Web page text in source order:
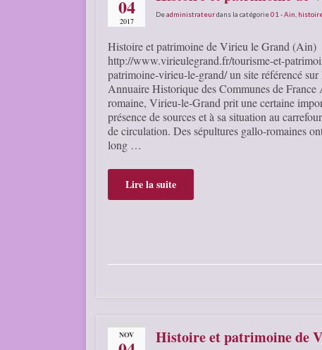
04
2017
Deadministrateurdans la catégorie01 - Ain
Histoire et patrimoine de Virieu le Grand (Ain)
http://www.virieulegrand.fr/tourisme-et-
patrimoine-virieu-le-grand/ un site référencé sur
Annuaire Historique des Communes de France
romaine, Virieu-le-Grand prit une certaine
présence de sources et à sa situation au
de circulation. Des sépultures gallo-romaines
long …
Lire la suite
NOV Histoire et patrimoine de